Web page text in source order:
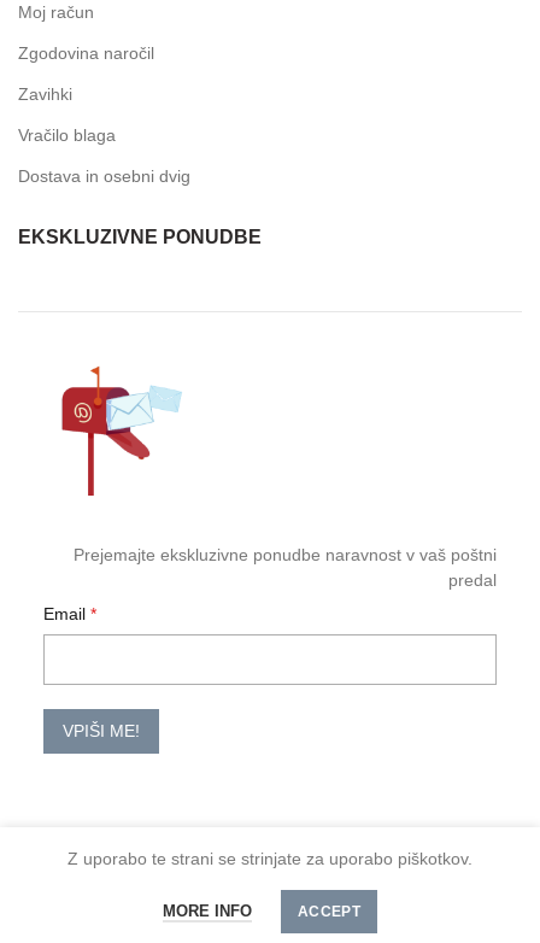
Moj račun
Zgodovina naročil
Zavihki
Vračilo blaga
Dostava in osebni dvig
EKSKLUZIVNE PONUDBE
Prejemajte ekskluzivne ponudbe naravnost v vaš poštni
predal
Email
VPIŠI ME!
2026 TM-HoReCa
Spoštovani kupci, minimalno naročilo je 30 €
Z uporabo te strani se strinjate za uporabo piškotkov.
MORE INFO ACCEPT
DODAJ V KOŠARICO